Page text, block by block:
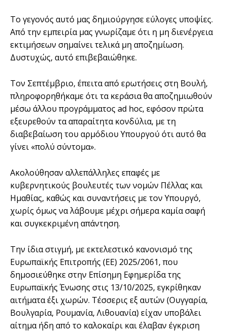
Το γεγονός αυτό μας δημιούργησε εύλογες υποψίες.
Από την εμπειρία μας γνωρίζαμε ότι η μη διενέργεια
εκτιμήσεων σημαίνει τελικά μη αποζημίωση.
Δυστυχώς, αυτό επιβεβαιώθηκε.
Τον Σεπτέμβριο, έπειτα από ερωτήσεις στη Βουλή,
πληροφορηθήκαμε ότι τα κεράσια θα αποζημιωθούν
μέσω άλλου προγράμματος ad hoc, εφόσον πρώτα
εξευρεθούν τα απαραίτητα κονδύλια, με τη
διαβεβαίωση του αρμόδιου Υπουργού ότι αυτό θα
γίνει «πολύ σύντομα».
Ακολούθησαν αλλεπάλληλες επαφές με
κυβερνητικούς βουλευτές των νομών Πέλλας και
Ημαθίας, καθώς και συναντήσεις με τον Υπουργό,
χωρίς όμως να λάβουμε μέχρι σήμερα καμία σαφή
και συγκεκριμένη απάντηση.
Την ίδια στιγμή, με εκτελεστικό κανονισμό της
Ευρωπαϊκής Επιτροπής (ΕΕ) 2025/2061, που
δημοσιεύθηκε στην Επίσημη Εφημερίδα της
Ευρωπαϊκής Ένωσης στις 13/10/2025, εγκρίθηκαν
αιτήματα έξι χωρών. Τέσσερις εξ αυτών (Ουγγαρία,
Βουλγαρία, Ρουμανία, Λιθουανία) είχαν υποβάλει
αίτημα ήδη από το καλοκαίρι και έλαβαν έγκριση